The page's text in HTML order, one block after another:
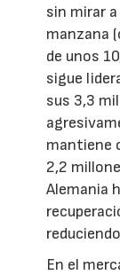
sin mirar
manzana
de unos
sigue
sus 3,3
mantiene
2,2
Alemania
En el